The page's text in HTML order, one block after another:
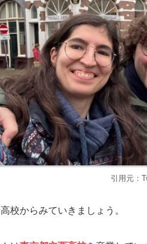
引用元：
校からみていきましょう。